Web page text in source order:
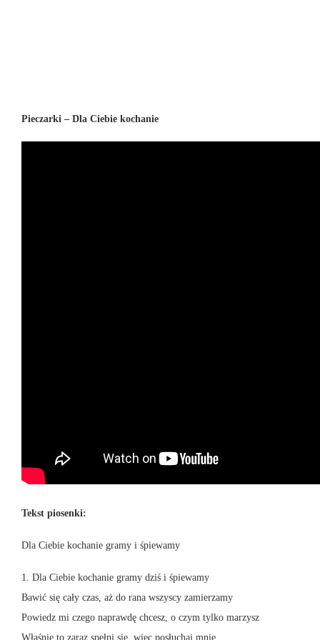
Pieczarki – Dla Ciebie kochanie
Tekst piosenki:
Dla Ciebie kochanie gramy i śpiewamy
1. Dla Ciebie kochanie gramy dziś i śpiewamy
Bawić się cały czas, aż do rana wszyscy zamierzamy
Powiedz mi czego naprawdę chcesz, o czym tylko marzysz
Właśnie to zaraz spełni się, więc posłuchaj mnie